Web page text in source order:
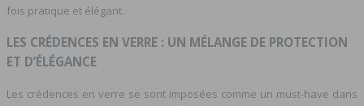
fois pratique et élégant.
LES CRÉDENCES EN VERRE : UN MÉLANGE DE PROTECTION
ET D’ÉLÉGANCE
Les crédences en verre se sont imposées comme un must-have dans